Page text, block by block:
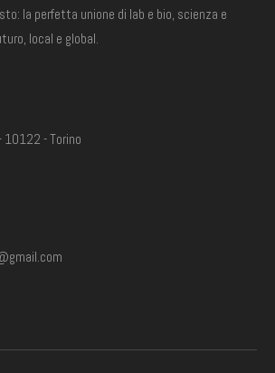
la perfetta unione di lab e bio, scienza e
local e global.
10122 - Torino